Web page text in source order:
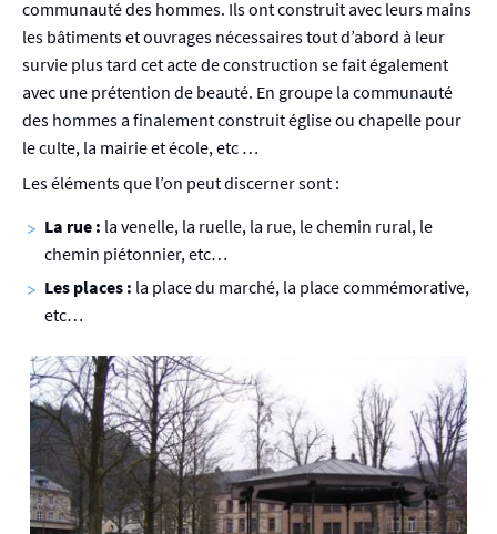
communauté des hommes. Ils ont construit avec leurs mains
les bâtiments et ouvrages nécessaires tout d’abord à leur
survie plus tard cet acte de construction se fait également
avec une prétention de beauté. En groupe la communauté
des hommes a finalement construit église ou chapelle pour
le culte, la mairie et école, etc …
Les éléments que l’on peut discerner sont :
La rue : la venelle, la ruelle, la rue, le chemin rural, le
chemin piétonnier, etc…
Les places : la place du marché, la place commémorative,
etc…